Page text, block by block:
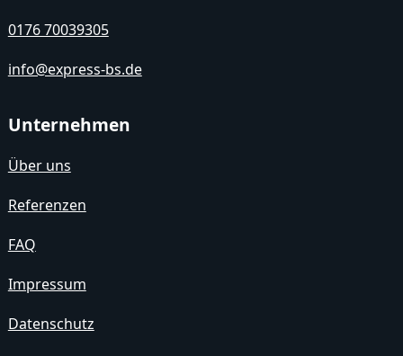
0176 70039305
info@express-bs.de
Unternehmen
Über uns
Referenzen
FAQ
Impressum
Datenschutz